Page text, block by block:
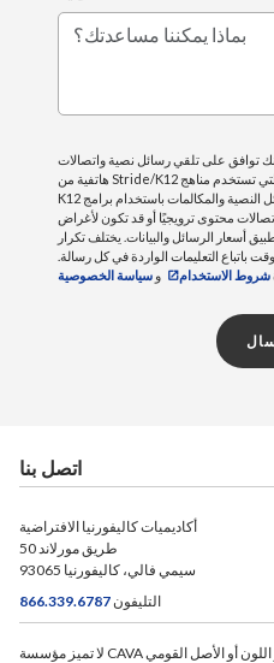
بماذا يمكننا مساعدتك؟
توافق على تلقي رسائل نصية واتصالات
هاتفية من Stride/K12 و/أو الشركات التابعة و/أو المدارس التي تستخدم مناهج
K12 والخدمات الإدارية، بما في ذلك الرسائل النصية والمكالمات باستخدام برامج
محتوى ترويجيًا أو قد تكون لأغراض
أسعار الرسائل والبيانات. يختلف تكرار
باتباع التعليمات الواردة في كل رسالة.
شروط الاستخدام و سياسة الخصوصية
اتصل بنا
أكاديميات كاليفورنيا الافتراضية
50 طريق مورلاند
سيمي فالي، كاليفورنيا 93065
التليفون866.339.6787
لا تميز مؤسسة CAVA في برامجها وأنشطتها على أساس العرق أو اللون أو الأصل القومي